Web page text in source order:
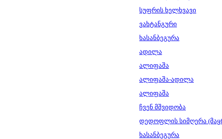
სუფრის ხელხვავი
ვახტანგური
ხასანბეგურა
ადილა
ალიფაშა
ალიფაშა-ადილა
ალიფაშა
ჩვენ მშვიდობა
დედოფლის სიმღერა
ხასანბეგურა